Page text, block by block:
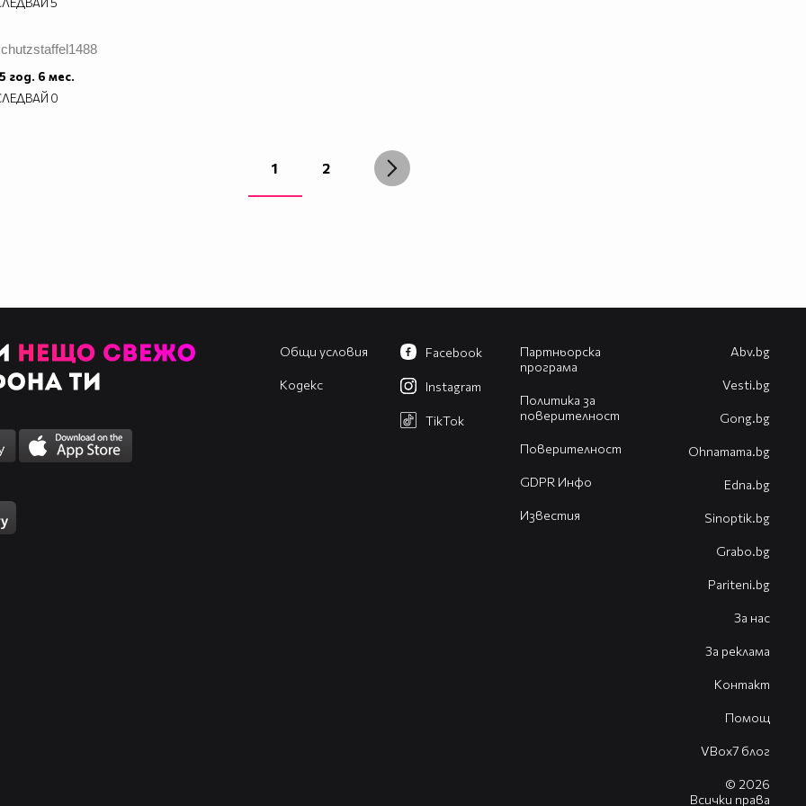
год. 6 мес.
0
1 2
Общи условия
Кодекс
Партньорска
програма
Политика за
поверителност
Поверителност
GDPR Инфо
Известия
Facebook
Instagram
TikTok
Abv.bg
Vesti.bg
Gong.bg
Оhnamama.bg
Edna.bg
Sinoptik.bg
Grabo.bg
Pariteni.bg
За нас
За реклама
Контакт
Помощ
VBox7 блог
© 2026
Всички права